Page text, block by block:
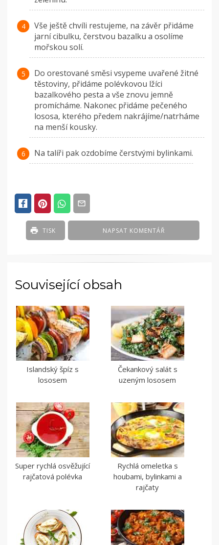
Vše ještě chvíli restujeme, na závěr přidáme
jarní cibulku, čerstvou bazalku a osolíme
mořskou solí.
Do orestované směsi vsypeme uvařené žitné
těstoviny, přidáme polévkovou lžíci
bazalkového pesta a vše znovu jemně
promícháme. Nakonec přidáme pečeného
lososa, kterého předem nakrájíme/natrháme
na menší kousky.
Na talíři pak ozdobíme čerstvými bylinkami.
NAPSAT KOMENTÁŘ
TISK
Související obsah
Islandský špíz s
lososem
Čekankový salát s
uzeným lososem
Super rychlá osvěžující
rajčatová polévka
Rychlá omeletka s
houbami, bylinkami a
rajčaty